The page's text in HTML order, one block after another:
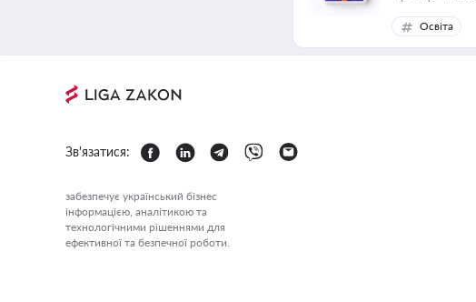
Освіта
Зв'язатися:
забезпечує український бізнес
інформацією, аналітикою та
технологічними рішеннями для
ефективної та безпечної роботи.